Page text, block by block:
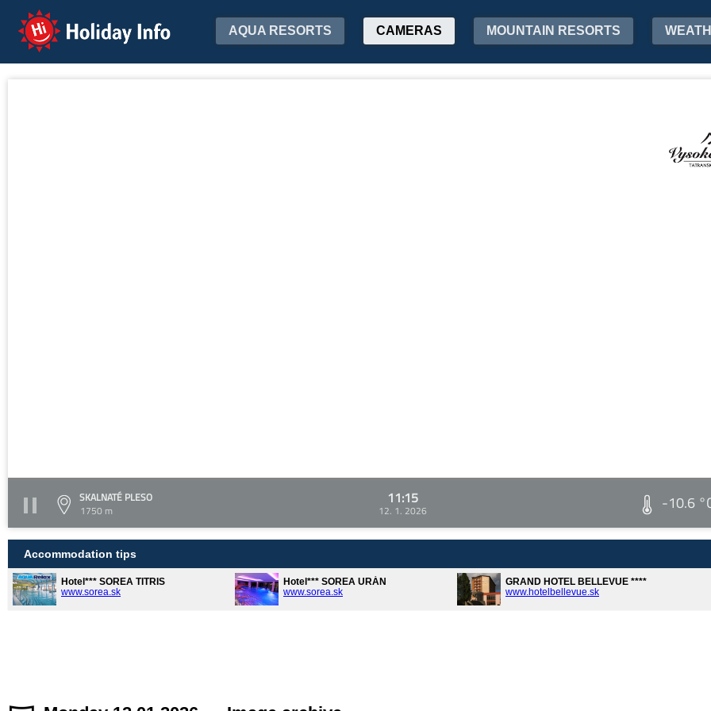
Holiday Info AQUA RESORTS CAMERAS MOUNTAIN RESORTS
SKALNATÉ PLESO
1750 m
11:15
12. 1. 2026 -10.6
Accommodation tips
Hotel*** SOREA TITRIS
www.sorea.sk
Hotel*** SOREA URÁN
www.sorea.sk
GRAND HOTEL BELLEVUE ****
www.hotelbellevue.sk